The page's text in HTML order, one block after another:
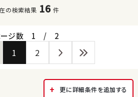
の検索結果 16 件
ジ数 1 / 2
1 2
更に詳細条件を追加する